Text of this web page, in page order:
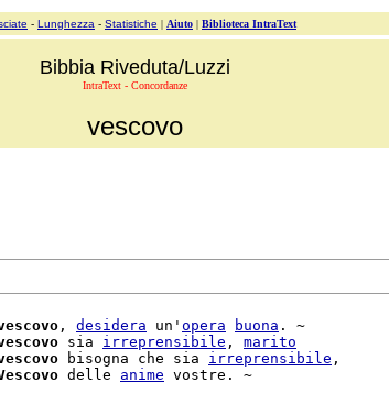
- Lunghezza - Statistiche | Aiuto | Biblioteca IntraText
Bibbia Riveduta/Luzzi
IntraText - Concordanze
vescovo
, desidera un' opera buona . ~
sia irreprensibile , marito
bisogna che sia irreprensibile ,
delle anime